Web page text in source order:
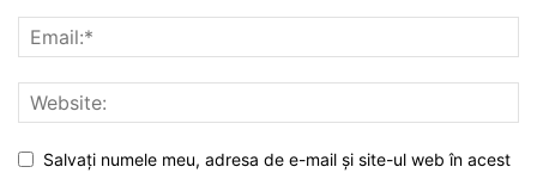
Salvați numele meu, adresa de e-mail și site-ul web în acest